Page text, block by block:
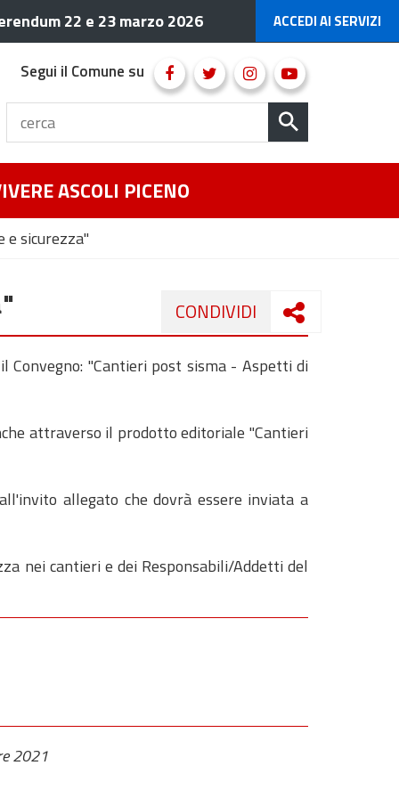
22 e 23 marzo 2026 ACCEDI AI SERVIZI
Segui il Comune su
ASCOLI PICENO
e sicurezza"
CONDIVIDI
"Cantieri post sisma - Aspetti di
attraverso il prodotto editoriale "Cantieri
allegato che dovrà essere inviata a
nei cantieri e dei Responsabili/Addetti del
2021